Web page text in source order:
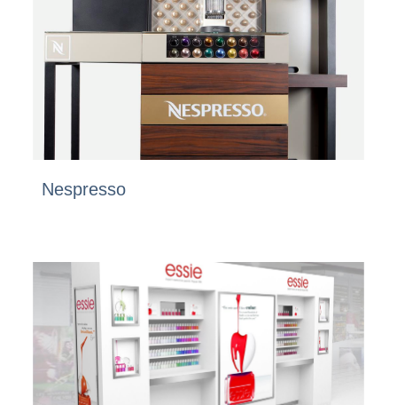
Nespresso